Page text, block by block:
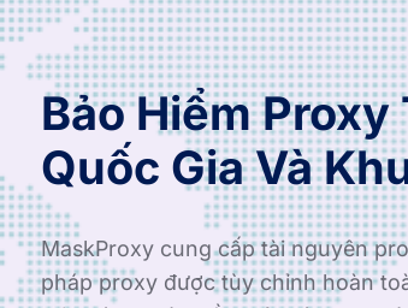
Bảo Hiểm Proxy
Quốc Gia Và
MaskProxy cung cấp tài nguyên
pháp proxy được tùy chỉnh hoàn